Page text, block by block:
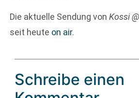
Die aktuelle Sendung von Kossi
seit heute on air.
Schreibe einen